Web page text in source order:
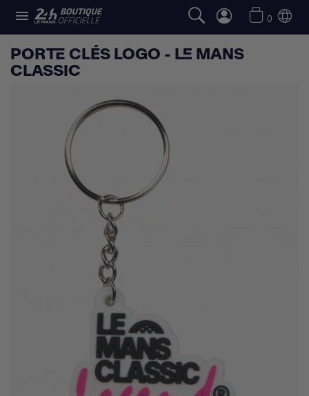
 0
PORTE CLÉS LOGO - LE MANS
CLASSIC